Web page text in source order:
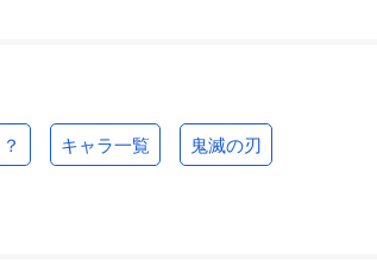
キャラ一覧 鬼滅の刃